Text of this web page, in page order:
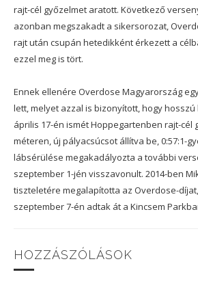
rajt-cél győzelmet aratott. Következő
azonban megszakadt a sikersorozat,
rajt után csupán hetedikként érkezett a
ezzel meg is tört.
Ennek ellenére Overdose Magyarország
lett, melyet azzal is bizonyított, hogy hosszú
április 17-én ismét Hoppegartenben rajt-cél
méteren, új pályacsúcsot állítva be, 0:57:1-
lábsérülése megakadályozta a további
szeptember 1-jén visszavonult. 2014-ben
tiszteletére megalapította az Overdose-
szeptember 7-én adtak át a Kincsem
HOZZÁSZÓLÁSOK